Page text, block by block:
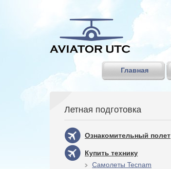
Главная
Летная подготовка
Ознакомительный полет
Купить технику
Самолеты Tecnam